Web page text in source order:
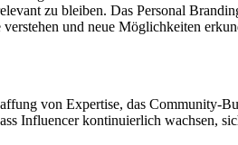
zu bleiben. Das Personal
und neue Möglichkeiten
von Expertise, das Community-
Influencer kontinuierlich wachsen,